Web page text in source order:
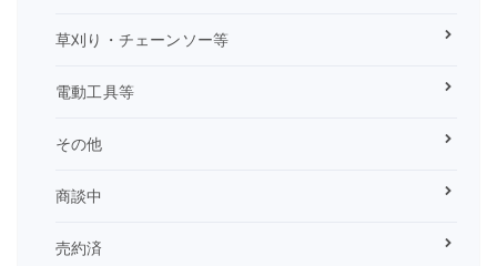
草刈り・チェーンソー等
電動工具等
その他
商談中
売約済